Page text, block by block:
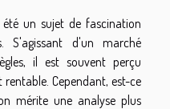
un sujet de fascination
S'agissant d'un marché
il est souvent perçu
Cependant, est-ce
mérite une analyse plus